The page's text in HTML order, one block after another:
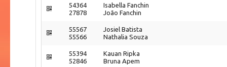
54364
27878
Isabella Fanchin
João Fanchin
55567
55566
Josiel Batista
Nathalia Souza
55394
52846
Kauan Ripka
Bruna Apem